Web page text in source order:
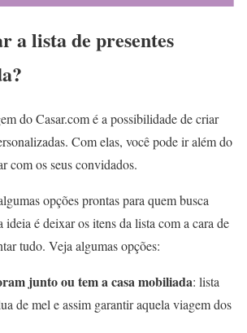
a lista de presentes
do Casar.com é a possibilidade de criar
Com elas, você pode ir além do
com os seus convidados.
opções prontas para quem busca
ideia é deixar os itens da lista com a cara de
tudo. Veja algumas opções:
junto ou tem a casa mobiliada: lista
de mel e assim garantir aquela viagem dos